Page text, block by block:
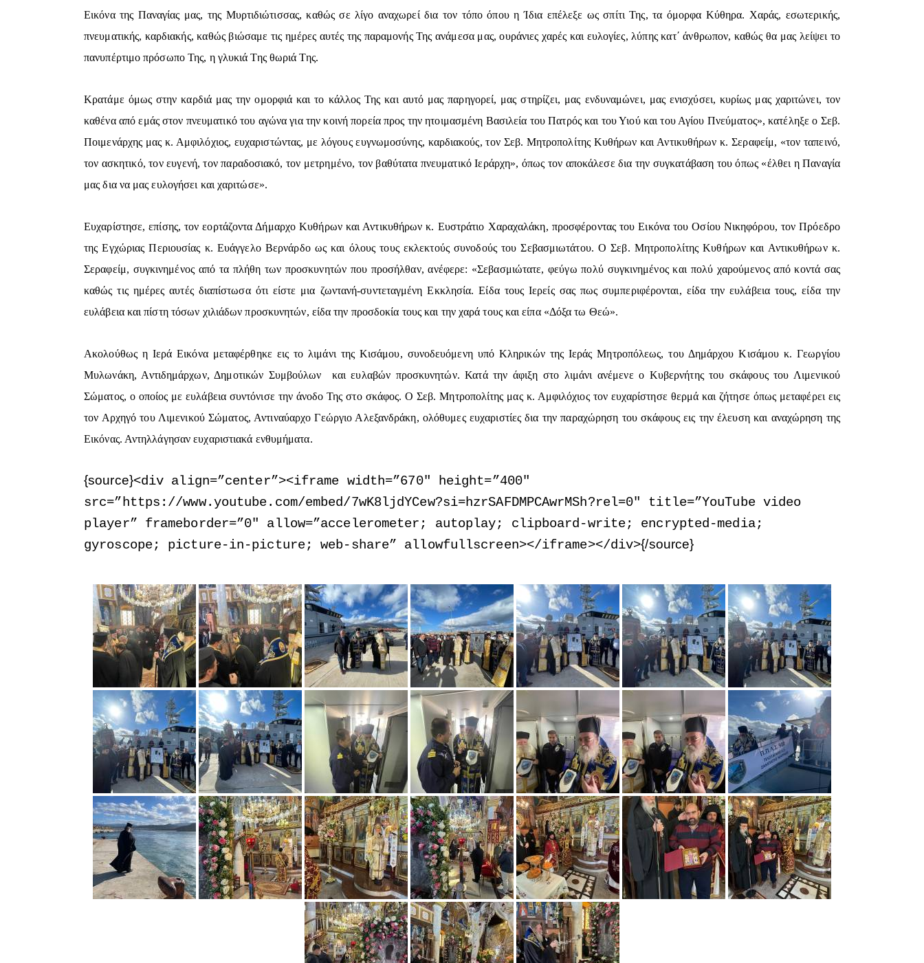
Εικόνα της Παναγίας μας, της Μυρτιδιώτισσας, καθώς σε λίγο αναχωρεί δια τον τόπο όπου η Ίδια επέλεξε ως σπίτι Της, τα όμορφα Κύθηρα. Χαράς, εσωτερικής,
πνευματικής, καρδιακής, καθώς βιώσαμε τις ημέρες αυτές της παραμονής Της ανάμεσα μας, ουράνιες χαρές και ευλογίες, λύπης κατ΄ άνθρωπον, καθώς θα μας λείψει το
πανυπέρτιμο πρόσωπο Της, η γλυκιά Της θωριά Της.
Κρατάμε όμως στην καρδιά μας την ομορφιά και το κάλλος Της και αυτό μας παρηγορεί, μας στηρίζει, μας ενδυναμώνει, μας ενισχύσει, κυρίως μας χαριτώνει, τον
καθένα από εμάς στον πνευματικό του αγώνα για την κοινή πορεία προς την ητοιμασμένη Βασιλεία του Πατρός και του Υιού και του Αγίου Πνεύματος», κατέληξε ο Σεβ.
Ποιμενάρχης μας κ. Αμφιλόχιος, ευχαριστώντας, με λόγους ευγνωμοσύνης, καρδιακούς, τον Σεβ. Μητροπολίτης Κυθήρων και Αντικυθήρων κ. Σεραφείμ, «τον ταπεινό,
τον ασκητικό, τον ευγενή, τον παραδοσιακό, τον μετρημένο, τον βαθύτατα πνευματικό Ιεράρχη», όπως τον αποκάλεσε δια την συγκατάβαση του όπως «έλθει η Παναγία
μας δια να μας ευλογήσει και χαριτώσε».
Ευχαρίστησε, επίσης, τον εορτάζοντα Δήμαρχο Κυθήρων και Αντικυθήρων κ. Ευστράτιο Χαραχαλάκη, προσφέροντας του Εικόνα του Οσίου Νικηφόρου, τον Πρόεδρο
της Εγχώριας Περιουσίας κ. Ευάγγελο Βερνάρδο ως και όλους τους εκλεκτούς συνοδούς του Σεβασμιωτάτου. Ο Σεβ. Μητροπολίτης Κυθήρων και Αντικυθήρων κ.
Σεραφείμ, συγκινημένος από τα πλήθη των προσκυνητών που προσήλθαν, ανέφερε: «Σεβασμιώτατε, φεύγω πολύ συγκινημένος και πολύ χαρούμενος από κοντά σας
καθώς τις ημέρες αυτές διαπίστωσα ότι είστε μια ζωντανή-συντεταγμένη Εκκλησία. Είδα τους Ιερείς σας πως συμπεριφέρονται, είδα την ευλάβεια τους, είδα την
ευλάβεια και πίστη τόσων χιλιάδων προσκυνητών, είδα την προσδοκία τους και την χαρά τους και είπα «Δόξα τω Θεώ».
Ακολούθως η Ιερά Εικόνα μεταφέρθηκε εις το λιμάνι της Κισάμου, συνοδευόμενη υπό Κληρικών της Ιεράς Μητροπόλεως, του Δημάρχου Κισάμου κ. Γεωργίου
Μυλωνάκη, Αντιδημάρχων, Δημοτικών Συμβούλων και ευλαβών προσκυνητών. Κατά την άφιξη στο λιμάνι ανέμενε ο Κυβερνήτης του σκάφους του Λιμενικού
Σώματος, ο οποίος με ευλάβεια συντόνισε την άνοδο Της στο σκάφος. Ο Σεβ. Μητροπολίτης μας κ. Αμφιλόχιος τον ευχαρίστησε θερμά και ζήτησε όπως μεταφέρει εις
τον Αρχηγό του Λιμενικού Σώματος, Αντιναύαρχο Γεώργιο Αλεξανδράκη, ολόθυμες ευχαριστίες δια την παραχώρηση του σκάφους εις την έλευση και αναχώρηση της
Εικόνας. Αντηλλάγησαν ευχαριστιακά ενθυμήματα.
{source}<div align=”center”><iframe width=”670″ height=”400″
src=”https://www.youtube.com/embed/7wK8ljdYCew?si=hzrSAFDMPCAwrMSh?rel=0″ title=”YouTube video
player” frameborder=”0″ allow=”accelerometer; autoplay; clipboard-write; encrypted-media;
gyroscope; picture-in-picture; web-share” allowfullscreen></iframe></div>{/source}